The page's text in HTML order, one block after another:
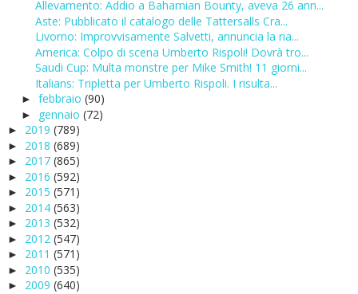
Allevamento: Addio a Bahamian Bounty, aveva 26 ann...
Aste: Pubblicato il catalogo delle Tattersalls Cra...
Livorno: Improvvisamente Salvetti, annuncia la ria...
America: Colpo di scena Umberto Rispoli! Dovrà tro...
Saudi Cup: Multa monstre per Mike Smith! 11 giorni...
Italians: Tripletta per Umberto Rispoli. I risulta...
► febbraio (90)
► gennaio (72)
► 2019 (789)
► 2018 (689)
► 2017 (865)
► 2016 (592)
► 2015 (571)
► 2014 (563)
► 2013 (532)
► 2012 (547)
► 2011 (571)
► 2010 (535)
► 2009 (640)